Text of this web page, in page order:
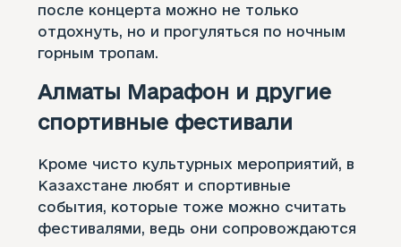
после концерта можно не только
отдохнуть, но и прогуляться по ночным
горным тропам.
Алматы Марафон и другие
спортивные фестивали
Кроме чисто культурных мероприятий, в
Казахстане любят и спортивные
события, которые тоже можно считать
фестивалями, ведь они сопровождаются